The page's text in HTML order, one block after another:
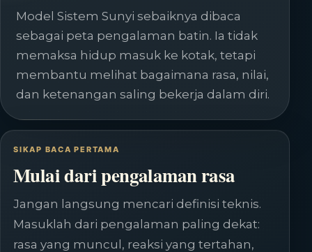
Model Sistem Sunyi sebaiknya dibaca
sebagai peta pengalaman batin. Ia tidak
memaksa hidup masuk ke kotak, tetapi
membantu melihat bagaimana rasa, nilai,
dan ketenangan saling bekerja dalam diri.
SIKAP BACA PERTAMA
Mulai dari pengalaman rasa
Jangan langsung mencari definisi teknis.
Masuklah dari pengalaman paling dekat:
rasa yang muncul, reaksi yang tertahan,